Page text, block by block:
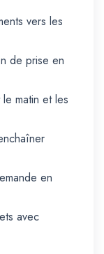
vers les
de prise en
matin et les
en
avec